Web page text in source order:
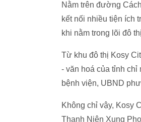
Nằm trên đường
kết nối nhiều tiện ích
khi nằm trong lõi đô
Từ khu đô thị Kosy
- văn hoá của tỉnh chỉ
bệnh viện, UBND
Không chỉ vậy, Kosy
Thanh Niên Xung